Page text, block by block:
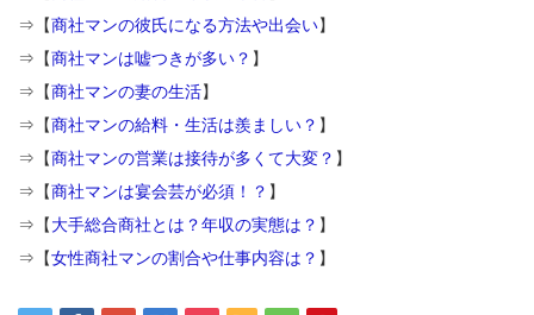
⇒【商社マンの彼氏になる方法や出会い】
⇒【商社マンは嘘つきが多い？ 】
⇒【商社マンの妻の生活】
⇒【商社マンの給料・生活は羨ましい？ 】
⇒【商社マンの営業は接待が多くて大変？ 】
⇒【商社マンは宴会芸が必須！？ 】
⇒【大手総合商社とは？年収の実態は？ 】
⇒【女性商社マンの割合や仕事内容は？ 】